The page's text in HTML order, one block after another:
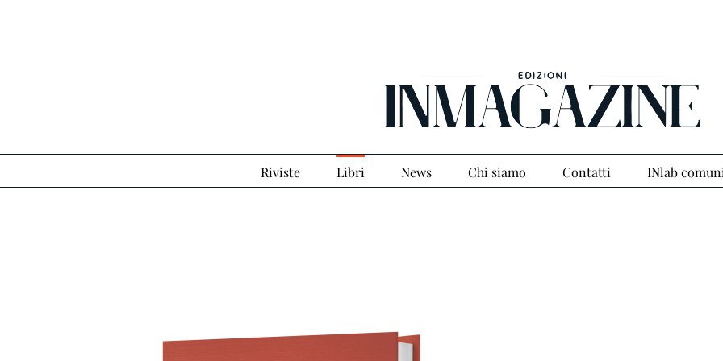
Riviste Libri News Chi siamo Contatti INlab